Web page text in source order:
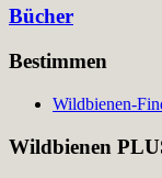
Bücher
Bestimmen
Wildbienen-
Wildbienen